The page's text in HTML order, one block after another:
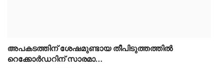
അപകടത്തിന് ശേഷമുണ്ടായ തീപിടുത്തത്തിൽ
റെക്കോർഡറിന് സാരമാ...